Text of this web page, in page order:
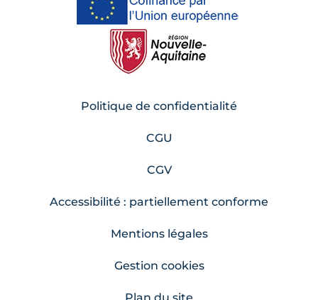
Politique de confidentialité
CGU
CGV
Accessibilité : partiellement conforme
Mentions légales
Gestion cookies